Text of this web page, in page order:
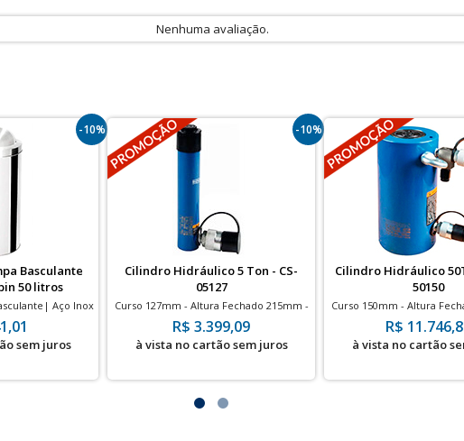
Nenhuma avaliação.
-10%
Basculante
50 litros
Aço Inox
sem juros
-10%
Cilindro Hidráulico 5 Ton - CS-
05127
Curso 127mm - Altura Fechado 215mm -
700bar
R$ 3.399,09
à vista no cartão sem juros
Cilindro Hidráulico
50150
Curso 150mm - Altura
700bar
R$
à vista no cartão